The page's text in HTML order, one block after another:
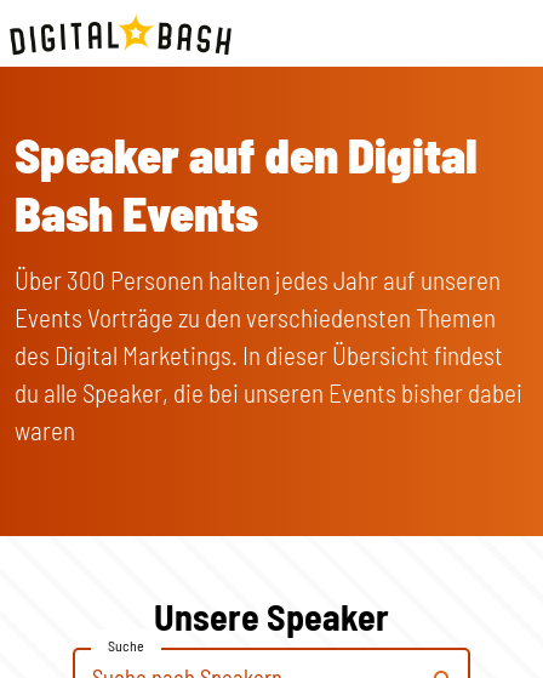
Speaker auf den Digital
Bash Events
Über 300 Personen halten jedes Jahr auf unseren
Events Vorträge zu den verschiedensten Themen
des Digital Marketings. In dieser Übersicht findest
du alle Speaker, die bei unseren Events bisher dabei
waren
Unsere Speaker
Suche